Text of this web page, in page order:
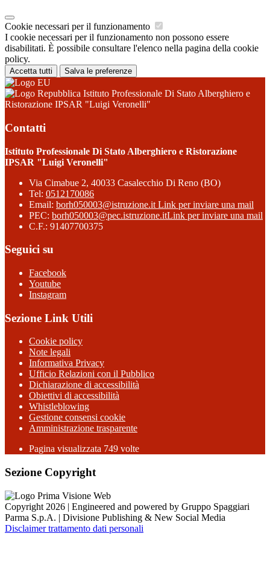
Cookie necessari per il funzionamento
I cookie necessari per il funzionamento non possono essere
disabilitati. È possibile consultare l'elenco nella pagina della cookie
policy.
Accetta tutti Salva le preferenze
Istituto Professionale Di Stato Alberghiero e
Ristorazione IPSAR "Luigi Veronelli"
Contatti
Istituto Professionale Di Stato Alberghiero e Ristorazione
IPSAR "Luigi Veronelli"
Via Cimabue 2, 40033 Casalecchio Di Reno (BO)
Tel: 0512170086
Email: borh050003@istruzione.it Link per inviare una mail
PEC: borh050003@pec.istruzione.itLink per inviare una mail
C.F.: 91407700375
Seguici su
Facebook
Youtube
Instagram
Sezione Link Utili
Cookie policy
Note legali
Informativa Privacy
Ufficio Relazioni con il Pubblico
Dichiarazione di accessibilità
Obiettivi di accessibilità
Whistleblowing
Gestione consensi cookie
Amministrazione trasparente
Pagina visualizzata 749 volte
Sezione Copyright
Copyright 2026 | Engineered and powered by Gruppo Spaggiari
Parma S.p.A. | Divisione Publishing & New Social Media
Disclaimer trattamento dati personali